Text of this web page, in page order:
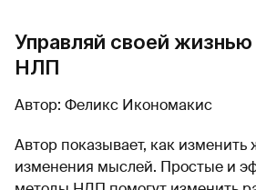
Управляй своей
НЛП
Автор: Феликс Икономакис
Автор показывает, как изменить
изменения мыслей. Простые и